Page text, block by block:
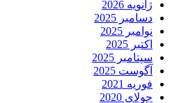
ژانویه 2026
دسامبر 2025
نوامبر 2025
اکتبر 2025
سپتامبر 2025
آگوست 2025
فوریه 2021
جولای 2020